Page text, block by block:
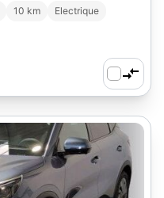
10 km
Electrique